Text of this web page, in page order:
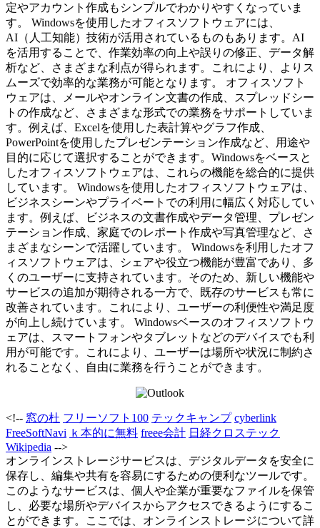
定やアカウント作成もシンプルでわかりやすくなっていま
す。 Windowsを使用したオフィスソフトウェアには、
AI（人工知能）技術が活用されているものもあります。AI
を活用することで、作業効率の向上や誤りの修正、データ解
析など、さまざまな利点が得られます。これにより、よりス
ムーズで効率的な業務が可能となります。 オフィスソフト
ウェアは、メールやオンライン文書の作成、スプレッドシー
トの作成など、さまざまな形式での業務をサポートしていま
す。例えば、Excelを使用した表計算やグラフ作成、
PowerPointを使用したプレゼンテーション作成など、用途や
目的に応じて選択することができます。Windowsをベースと
したオフィスソフトウェアは、これらの機能を総合的に提供
しています。 Windowsを使用したオフィスソフトウェアは、
ビジネスシーンやプライベートでの利用に幅広く対応してい
ます。例えば、ビジネスの文書作成やデータ管理、プレゼン
テーション作成、家庭でのレポート作成や写真管理など、さ
まざまなシーンで活躍しています。 Windowsを利用したオフ
ィスソフトウェアは、シェアや役立つ機能が豊富であり、多
くのユーザーに支持されています。そのため、新しい機能や
サービスの追加が期待される一方で、既存のサービスも常に
改善されています。これにより、ユーザーの利便性や満足度
が向上し続けています。 Windowsベースのオフィスソフトウ
ェアは、スマートフォンやタブレットなどのデバイスでも利
用が可能です。これにより、ユーザーは場所や状況に制約さ
れることなく、自由に業務を行うことができます。
<!-- 窓の杜 フリーソフト100 テックキャンプ cyberlink
FreeSoftNavi ｋ本的に無料 freee会計 日経クロステック
Wikipedia -->
オンラインストレージサービスは、デジタルデータを安全に
保存し、編集や共有を容易にするための便利なツールです。
このようなサービスは、個人や企業が重要なファイルを保管
し、必要な場所やデバイスからアクセスできるようにするこ
とができます。ここでは、オンラインストレージについて詳